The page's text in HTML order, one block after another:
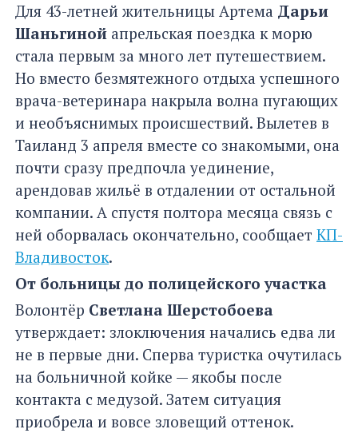
Для 43-летней жительницы Артема Дарьи
Шаньгиной апрельская поездка к морю
стала первым за много лет путешествием.
Но вместо безмятежного отдыха успешного
врача-ветеринара накрыла волна пугающих
и необъяснимых происшествий. Вылетев в
Таиланд 3 апреля вместе со знакомыми, она
почти сразу предпочла уединение,
арендовав жильё в отдалении от остальной
компании. А спустя полтора месяца связь с
ней оборвалась окончательно, сообщает КП-
Владивосток.
От больницы до полицейского участка
Волонтёр Светлана Шерстобоева
утверждает: злоключения начались едва ли
не в первые дни. Сперва туристка очутилась
на больничной койке — якобы после
контакта с медузой. Затем ситуация
приобрела и вовсе зловещий оттенок.